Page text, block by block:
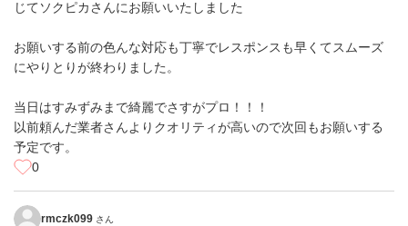
じてソクピカさんにお願いいたしました
お願いする前の色んな対応も丁寧でレスポンスも早くてスムーズ
にやりとりが終わりました。
当日はすみずみまで綺麗でさすがプロ！！！
以前頼んだ業者さんよりクオリティが高いので次回もお願いする
予定です。
0
rmczk099 さん